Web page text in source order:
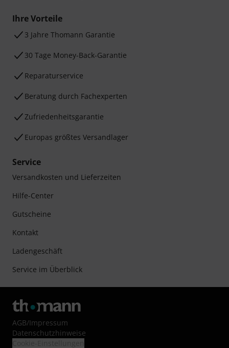
Ihre Vorteile
3 Jahre Thomann Garantie
30 Tage Money-Back-Garantie
Reparaturservice
Beratung durch Fachexperten
Zufriedenheitsgarantie
Europas größtes Versandlager
Service
Versandkosten und Lieferzeiten
Hilfe-Center
Gutscheine
Kontakt
Ladengeschäft
Service im Überblick
AGB/Impressum
Datenschutzhinweise